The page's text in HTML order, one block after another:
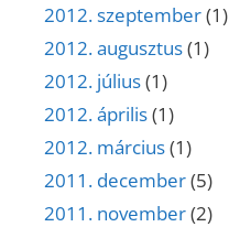
2012. szeptember(1)
2012. augusztus(1)
2012. július(1)
2012. április(1)
2012. március(1)
2011. december(5)
2011. november(2)